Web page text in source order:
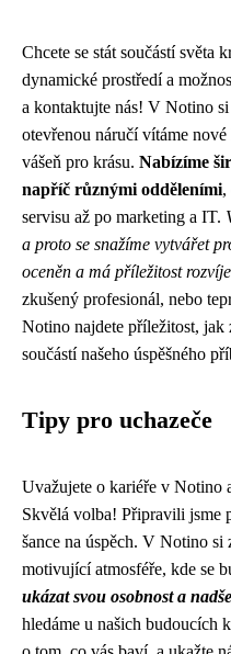
Chcete se stát součástí světa
dynamické prostředí a
a kontaktujte nás! V Notino si
otevřenou náručí vítáme
vášeň pro krásu. Nabízíme
napříč různými odděleními,
servisu až po marketing a IT.
a proto se snažíme vytvářet
oceněn a má příležitost
zkušený profesionál, nebo
Notino najdete příležitost, jak
součástí našeho úspěšného
Tipy pro uchazeče
Uvažujete o kariéře v Notino
Skvělá volba! Připravili jsme
šance na úspěch. V Notino si
motivující atmosféře, kde se
ukázat svou osobnost a
hledáme u našich budoucích